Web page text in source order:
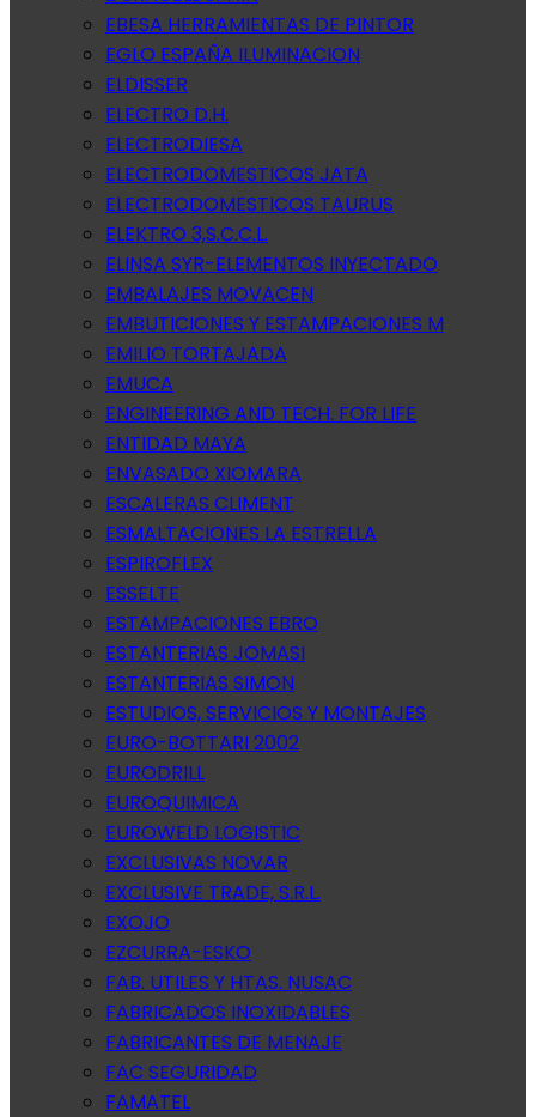
EBESA HERRAMIENTAS DE PINTOR
EGLO ESPAÑA ILUMINACION
ELDISSER
ELECTRO D.H.
ELECTRODIESA
ELECTRODOMESTICOS JATA
ELECTRODOMESTICOS TAURUS
ELEKTRO 3,S.C.C.L.
ELINSA SYR-ELEMENTOS INYECTADO
EMBALAJES MOVACEN
EMBUTICIONES Y ESTAMPACIONES M
EMILIO TORTAJADA
EMUCA
ENGINEERING AND TECH. FOR LIFE
ENTIDAD MAYA
ENVASADO XIOMARA
ESCALERAS CLIMENT
ESMALTACIONES LA ESTRELLA
ESPIROFLEX
ESSELTE
ESTAMPACIONES EBRO
ESTANTERIAS JOMASI
ESTANTERIAS SIMON
ESTUDIOS, SERVICIOS Y MONTAJES
EURO-BOTTARI 2002
EURODRILL
EUROQUIMICA
EUROWELD LOGISTIC
EXCLUSIVAS NOVAR
EXCLUSIVE TRADE, S.R.L.
EXOJO
EZCURRA-ESKO
FAB. UTILES Y HTAS. NUSAC
FABRICADOS INOXIDABLES
FABRICANTES DE MENAJE
FAC SEGURIDAD
FAMATEL